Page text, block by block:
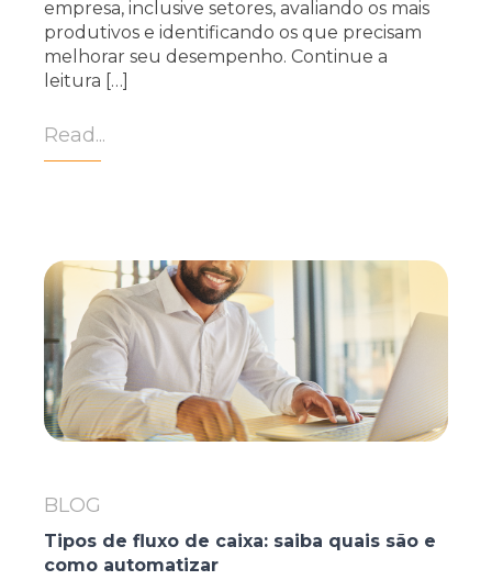
empresa, inclusive setores, avaliando os mais
produtivos e identificando os que precisam
melhorar seu desempenho. Continue a
leitura […]
Read...
BLOG
Tipos de fluxo de caixa: saiba quais são e
como automatizar